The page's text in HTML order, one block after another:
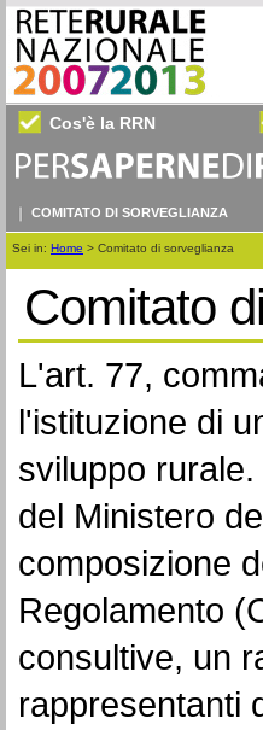
Cos'è la RRN
COMITATO DI SORVEGLIANZA
Sei in: Home > Comitato di sorveglianza
Comitato
L'art. 77,
l'istituzione di
sviluppo
del Ministero
composizione
Regolamento
consultive, un
rappresentanti